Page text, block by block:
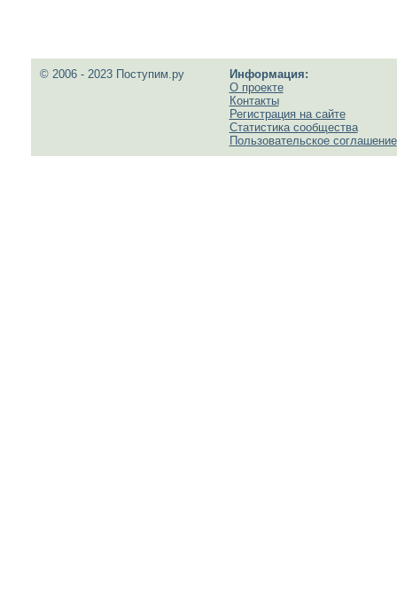
© 2006 - 2023 Поступим.ру
Информация:
О проекте
Контакты
Регистрация на сайте
Статистика сообщества
Пользовательское соглашение